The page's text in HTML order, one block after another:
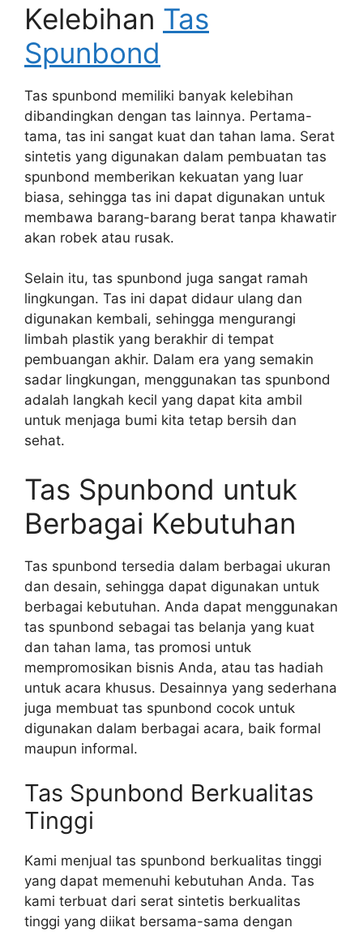
Kelebihan Tas
Spunbond
Tas spunbond memiliki banyak kelebihan
dibandingkan dengan tas lainnya. Pertama-
tama, tas ini sangat kuat dan tahan lama. Serat
sintetis yang digunakan dalam pembuatan tas
spunbond memberikan kekuatan yang luar
biasa, sehingga tas ini dapat digunakan untuk
membawa barang-barang berat tanpa khawatir
akan robek atau rusak.
Selain itu, tas spunbond juga sangat ramah
lingkungan. Tas ini dapat didaur ulang dan
digunakan kembali, sehingga mengurangi
limbah plastik yang berakhir di tempat
pembuangan akhir. Dalam era yang semakin
sadar lingkungan, menggunakan tas spunbond
adalah langkah kecil yang dapat kita ambil
untuk menjaga bumi kita tetap bersih dan
sehat.
Tas Spunbond untuk
Berbagai Kebutuhan
Tas spunbond tersedia dalam berbagai ukuran
dan desain, sehingga dapat digunakan untuk
berbagai kebutuhan. Anda dapat menggunakan
tas spunbond sebagai tas belanja yang kuat
dan tahan lama, tas promosi untuk
mempromosikan bisnis Anda, atau tas hadiah
untuk acara khusus. Desainnya yang sederhana
juga membuat tas spunbond cocok untuk
digunakan dalam berbagai acara, baik formal
maupun informal.
Tas Spunbond Berkualitas
Tinggi
Kami menjual tas spunbond berkualitas tinggi
yang dapat memenuhi kebutuhan Anda. Tas
kami terbuat dari serat sintetis berkualitas
tinggi yang diikat bersama-sama dengan